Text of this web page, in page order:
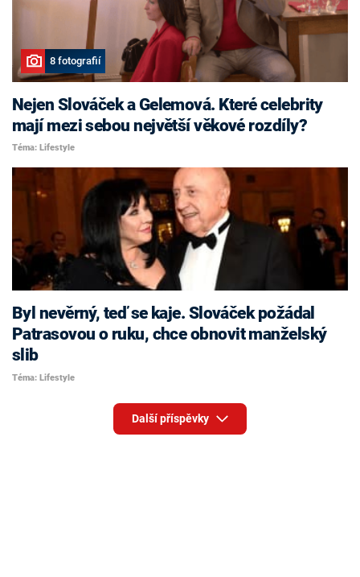
8 fotografií
Nejen Slováček a Gelemová. Které celebrity
mají mezi sebou největší věkové rozdíly?
Téma: Lifestyle
Byl nevěrný, teď se kaje. Slováček požádal
Patrasovou o ruku, chce obnovit manželský
slib
Téma: Lifestyle
Další příspěvky